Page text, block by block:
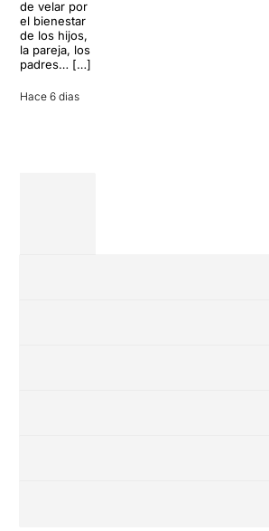
de velar por
el bienestar
de los hijos,
la pareja, los
padres… […]
Hace 6 dias